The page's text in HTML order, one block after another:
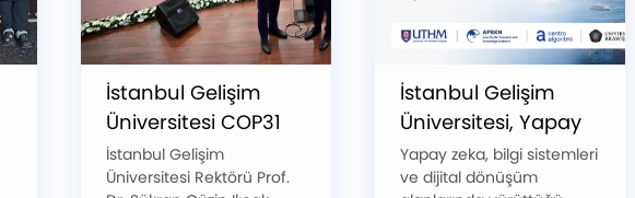
İstanbul Gelişim
Üniversitesi COP31
Bilim Diplomasisi
Toplantısına Katıldı
İstanbul Gelişim
Üniversitesi Rektörü Prof.
İstanbul Gelişim
Üniversitesi, Yapay
Zeka ve Bilgi
Sistemleri
Yapay zeka, bilgi sistemleri
ve dijital dönüşüm